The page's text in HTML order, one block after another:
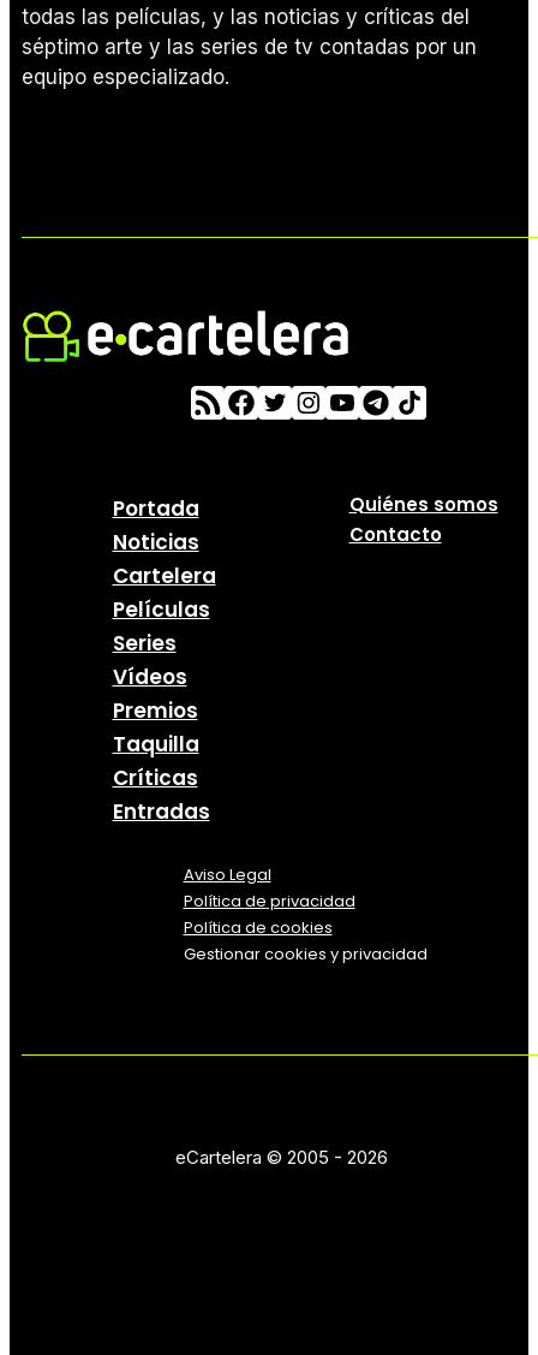
todas las películas, y las noticias y críticas del
séptimo arte y las series de tv contadas por un
equipo especializado.
Portada
Noticias
Cartelera
Películas
Series
Vídeos
Premios
Taquilla
Críticas
Entradas
Quiénes somos
Contacto
Aviso Legal
Política de privacidad
Política de cookies
Gestionar cookies y privacidad
eCartelera © 2005 - 2026